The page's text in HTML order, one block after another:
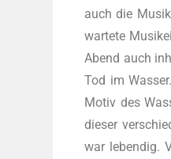
auch die
war­te­te
Abend auch
Tod im
Motiv des
die­ser
war leben­dig.